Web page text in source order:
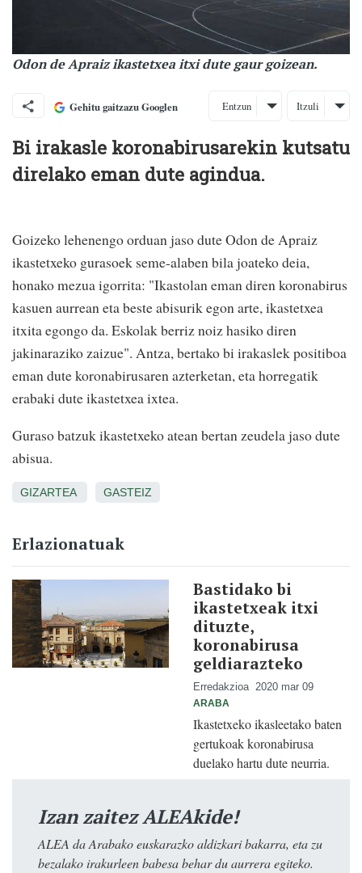
Odon de Apraiz ikastetxea itxi dute gaur goizean.
Gehitu gaitzazu Googlen Entzun Itzuli
Bi irakasle koronabirusarekin kutsatu
direlako eman dute agindua.
Goizeko lehenengo orduan jaso dute Odon de Apraiz
ikastetxeko gurasoek seme-alaben bila joateko deia,
honako mezua igorrita: "Ikastolan eman diren koronabirus
kasuen aurrean eta beste abisurik egon arte, ikastetxea
itxita egongo da. Eskolak berriz noiz hasiko diren
jakinaraziko zaizue". Antza, bertako bi irakaslek positiboa
eman dute koronabirusaren azterketan, eta horregatik
erabaki dute ikastetxea ixtea.
Guraso batzuk ikastetxeko atean bertan zeudela jaso dute
abisua.
GIZARTEA GASTEIZ
Erlazionatuak
Bastidako bi
ikastetxeak itxi
dituzte,
koronabirusa
geldiarazteko
Erredakzioa 2020 mar 09
ARABA
Ikastetxeko ikasleetako baten
gertukoak koronabirusa
duelako hartu dute neurria.
Izan zaitez ALEAkide!
ALEA da Arabako euskarazko aldizkari bakarra, eta zu
bezalako irakurleen babesa behar du aurrera egiteko.